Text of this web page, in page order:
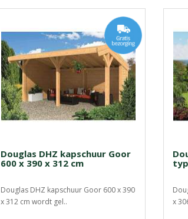
Douglas DHZ kapschuur Goor
600 x 390 x 312 cm
Douglas DHZ kapschuur Goor 600 x 390
x 312 cm wordt gel..
x